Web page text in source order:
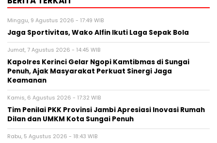
Minggu, 9 Agustus 2026 - 17:49 WIB
Jaga Sportivitas, Wako Alfin Ikuti Laga Sepak Bola
Jumat, 7 Agustus 2026 - 14:45 WIB
Kapolres Kerinci Gelar Ngopi Kamtibmas di Sungai
Penuh, Ajak Masyarakat Perkuat Sinergi Jaga
Keamanan
Kamis, 6 Agustus 2026 - 17:32 WIB
Tim Penilai PKK Provinsi Jambi Apresiasi Inovasi Rumah
Dilan dan UMKM Kota Sungai Penuh
Rabu, 5 Agustus 2026 - 18:43 WIB